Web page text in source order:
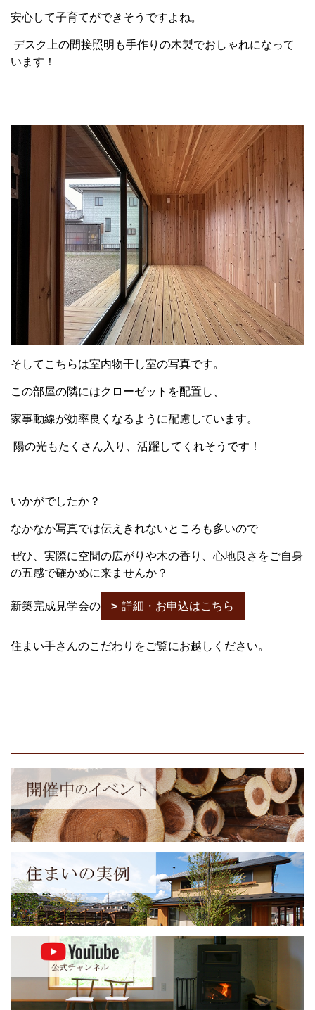
安心して子育てができそうですよね。
デスク上の間接照明も手作りの木製でおしゃれになって
います！
そしてこちらは室内物干し室の写真です。
この部屋の隣にはクローゼットを配置し、
家事動線が効率良くなるように配慮しています。
陽の光もたくさん入り、活躍してくれそうです！
いかがでしたか？
なかなか写真では伝えきれないところも多いので
ぜひ、実際に空間の広がりや木の香り、心地良さをご自身
の五感で確かめに来ませんか？
新築完成見学会の 詳細・お申込はこちら
住まい手さんのこだわりをご覧にお越しください。